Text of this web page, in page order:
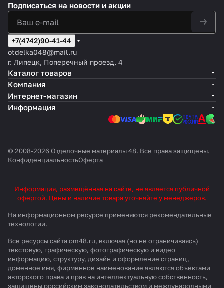
Подписаться на новости и акции
+7(4742)90-41-44
otdelka048@mail.ru
г. Липецк, Поперечный проезд, 4
Каталог товаров
Компания
Интернет-магазин
Информация
© 2008-2026 Отделочные материалы 48. Все права защищены.
КонфиденциальностьОферта
Информация, размещённая на сайте, не является публичной
офертой. Цены и наличие товара уточняйте у менеджеров.
На информационном ресурсе применяются рекомендательные
технологии.
Все ресурсы сайта om48.ru, включая (но не ограничиваясь)
текстовую, графическую, фотографическую и видео
информацию, структуру, дизайн и оформление страниц,
доменное имя, фирменное наименование являются объектами
авторского права и прав на интеллектуальную собственность,
защищены российским законодательством и международными